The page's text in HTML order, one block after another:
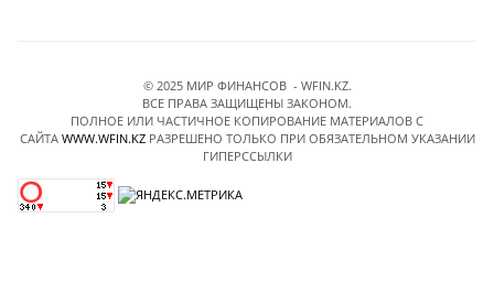
© 2025 МИР ФИНАНСОВ - WFIN.KZ.
ВСЕ ПРАВА ЗАЩИЩЕНЫ ЗАКОНОМ.
ПОЛНОЕ ИЛИ ЧАСТИЧНОЕ КОПИРОВАНИЕ МАТЕРИАЛОВ C
САЙТА WWW.WFIN.KZРАЗРЕШЕНО ТОЛЬКО ПРИ ОБЯЗАТЕЛЬНОМ УКАЗАНИИ
ГИПЕРССЫЛКИ